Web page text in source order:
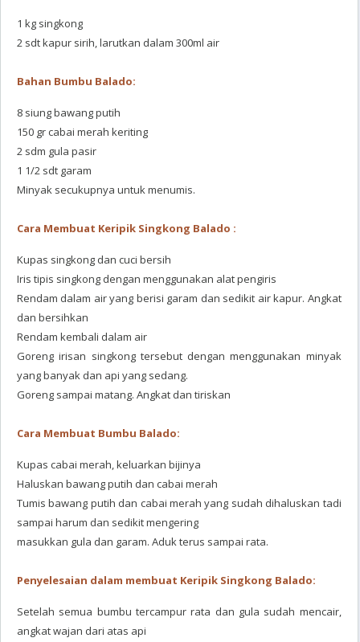
1 kg singkong
2 sdt kapur sirih, larutkan dalam 300ml air
Bahan Bumbu Balado:
8 siung bawang putih
150 gr cabai merah keriting
2 sdm gula pasir
1 1/2 sdt garam
Minyak secukupnya untuk menumis.
Cara Membuat Keripik Singkong Balado :
Kupas singkong dan cuci bersih
Iris tipis singkong dengan menggunakan alat pengiris
Rendam dalam air yang berisi garam dan sedikit air kapur. Angkat
dan bersihkan
Rendam kembali dalam air
Goreng irisan singkong tersebut dengan menggunakan minyak
yang banyak dan api yang sedang.
Goreng sampai matang. Angkat dan tiriskan
Cara Membuat Bumbu Balado:
Kupas cabai merah, keluarkan bijinya
Haluskan bawang putih dan cabai merah
Tumis bawang putih dan cabai merah yang sudah dihaluskan tadi
sampai harum dan sedikit mengering
masukkan gula dan garam. Aduk terus sampai rata.
Penyelesaian dalam membuat Keripik Singkong Balado:
Setelah semua bumbu tercampur rata dan gula sudah mencair,
angkat wajan dari atas api